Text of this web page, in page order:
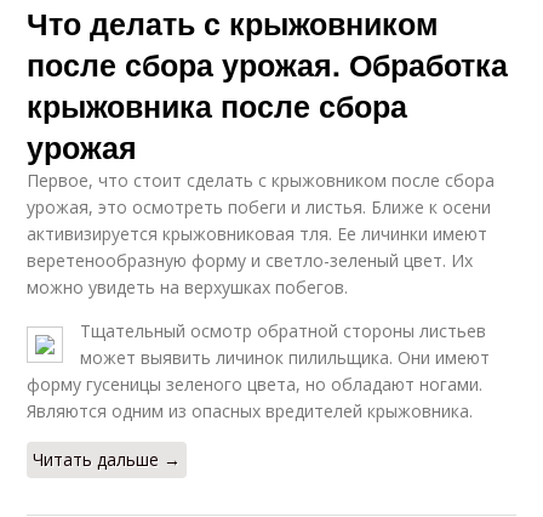
Что делать с крыжовником
после сбора урожая. Обработка
крыжовника после сбора
урожая
Первое, что стоит сделать с крыжовником после сбора
урожая, это осмотреть побеги и листья. Ближе к осени
активизируется крыжовниковая тля. Ее личинки имеют
веретенообразную форму и светло-зеленый цвет. Их
можно увидеть на верхушках побегов.
Тщательный осмотр обратной стороны листьев
может выявить личинок пилильщика. Они имеют
форму гусеницы зеленого цвета, но обладают ногами.
Являются одним из опасных вредителей крыжовника.
Читать дальше →